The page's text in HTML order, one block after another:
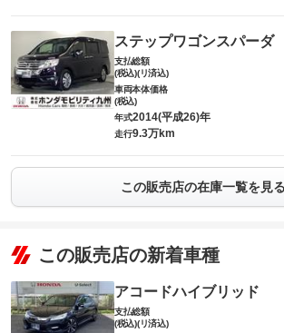
ステップワゴンスパーダ
支払総額
(税込)(リ済込)
車両本体価格
(税込)
年式2014(平成26)年
走行9.3万km
この販売店の在庫一覧を見る
この販売店の新着車種
アコードハイブリッド
支払総額
(税込)(リ済込)